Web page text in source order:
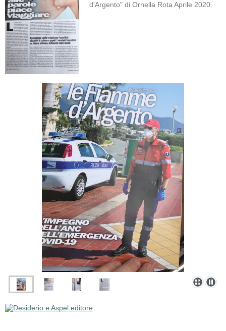
d'Argento" di Ornella Rota Aprile 2020.